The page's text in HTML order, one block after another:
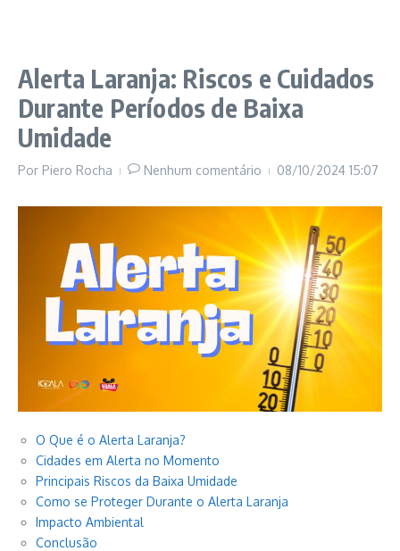
Alerta Laranja: Riscos e Cuidados
Durante Períodos de Baixa
Umidade
Por Piero Rocha Nenhum comentário 08/10/2024 15:07
O Que é o Alerta Laranja?
Cidades em Alerta no Momento
Principais Riscos da Baixa Umidade
Como se Proteger Durante o Alerta Laranja
Impacto Ambiental
Conclusão